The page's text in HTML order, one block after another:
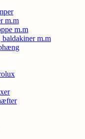
m.m
m.m
baldakiner m.m